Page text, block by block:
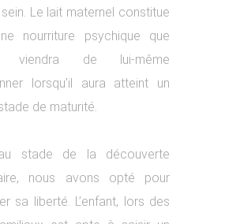
Le lait maternel constitue
nourriture psychique que
viendra de lui-même
lorsqu’il aura atteint un
de maturité.
stade de la découverte
nous avons opté pour
sa liberté. L’enfant, lors des